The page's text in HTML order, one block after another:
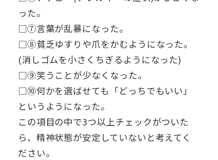
った。
□⑦言葉が乱暴になった。
□⑧貧乏ゆすりや爪をかむようになった。
(消しゴムを小さくちぎるようになった)
□⑨笑うことが少なくなった。
□⑩何かを選ばせても「どっちでもいい」
というようになった。
この項目の中で3つ以上チェックがついた
ら、精神状態が安定していないと考えてく
ださい。